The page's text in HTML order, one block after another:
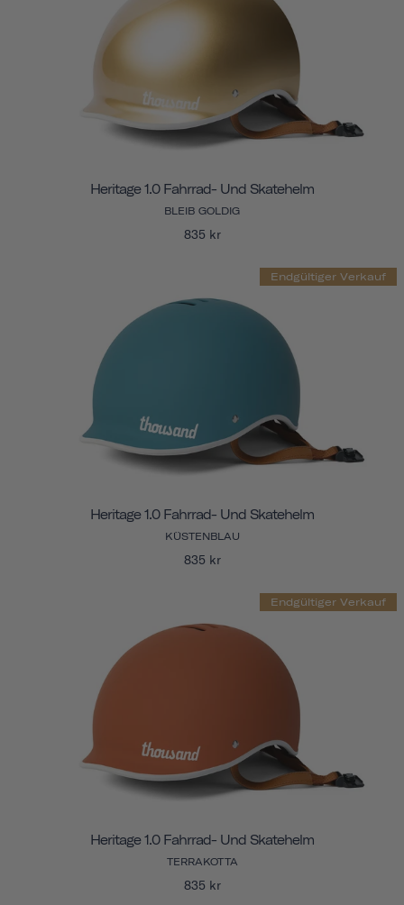
Heritage 1.0 Fahrrad- Und Skatehelm
BLEIB GOLDIG
835 kr
Endgültiger Verkauf
Heritage 1.0 Fahrrad- Und Skatehelm
KÜSTENBLAU
835 kr
Endgültiger Verkauf
Heritage 1.0 Fahrrad- Und Skatehelm
TERRAKOTTA
835 kr